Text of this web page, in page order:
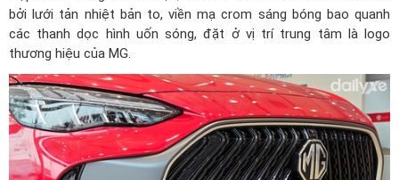
bởi lưới tản nhiệt bản to, viền mạ crom sáng bóng bao quanh
các thanh dọc hình uốn sóng, đặt ở vị trí trung tâm là logo
thương hiệu của MG.